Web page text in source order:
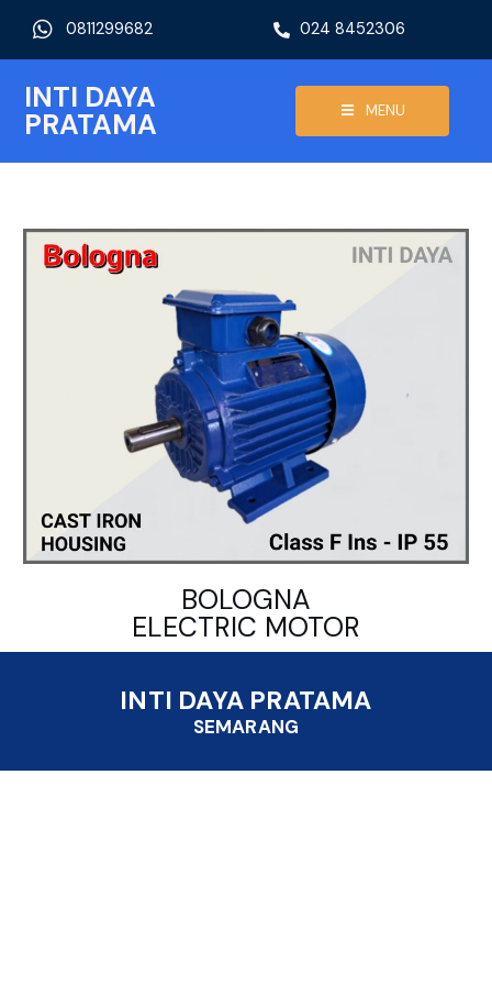
0811299682 024 8452306
INTI DAYA
PRATAMA MENU
BOLOGNA
ELECTRIC MOTOR
INTI DAYA PRATAMA
SEMARANG